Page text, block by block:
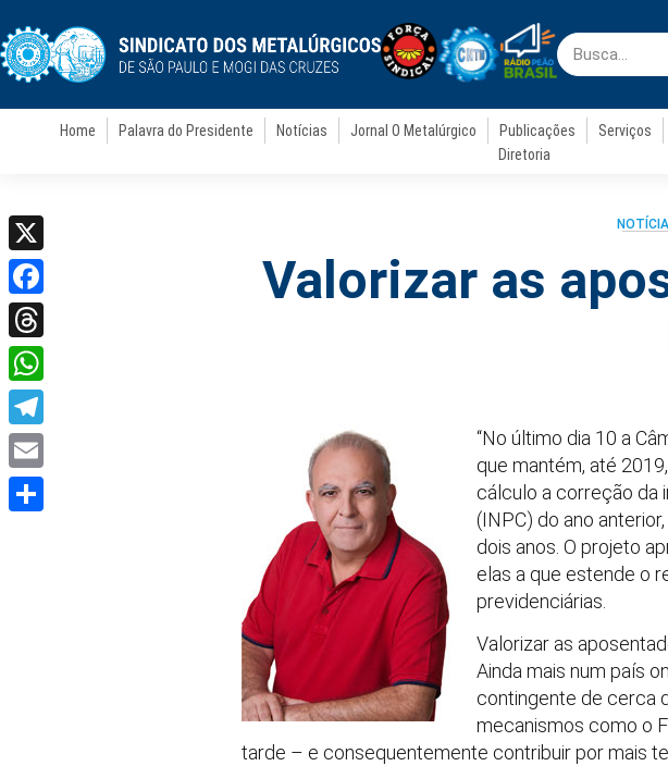
Home Palavra do Presidente Notícias Jornal O Metalúrgico Publicações Serviços
Diretoria
Valorizar as
“No último dia 10 a
que mantém, até
cálculo a correção da
(INPC) do ano
dois anos. O projeto
elas a que estende o
previdenciárias.
Valorizar as
Ainda mais num país
contingente de cerca
mecanismos como o
tarde – e consequentemente contribuir por mais
X
Facebook
Threads
WhatsApp
Telegram
Email